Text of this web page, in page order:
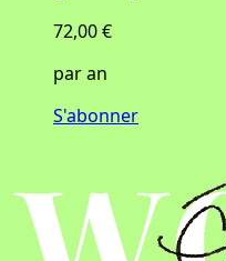
72,00 €
par an
S'abonner